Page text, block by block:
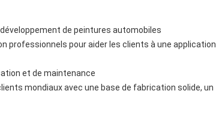
de peintures automobiles
professionnels pour aider les clients à une application
et de maintenance
mondiaux avec une base de fabrication solide, un